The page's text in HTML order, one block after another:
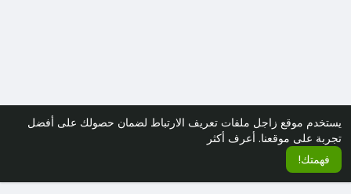
يستخدم موقع زاجل ملفات تعريف الارتباط لضمان حصولك على أفضل
تجربة على موقعنا. أعرف أكثر
فهمتك!